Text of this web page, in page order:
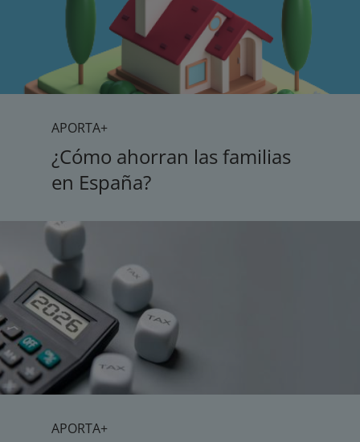
APORTA+
¿Cómo ahorran las familias
en España?
APORTA+